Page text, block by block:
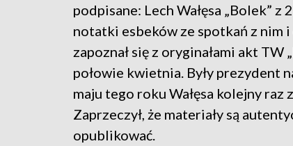
podpisane: Lech Wałęsa „Bolek”
notatki esbeków ze spotkań z nim i
zapoznał się z oryginałami akt
połowie kwietnia. Były prezydent
maju tego roku Wałęsa kolejny raz
Zaprzeczył, że materiały są
opublikować.